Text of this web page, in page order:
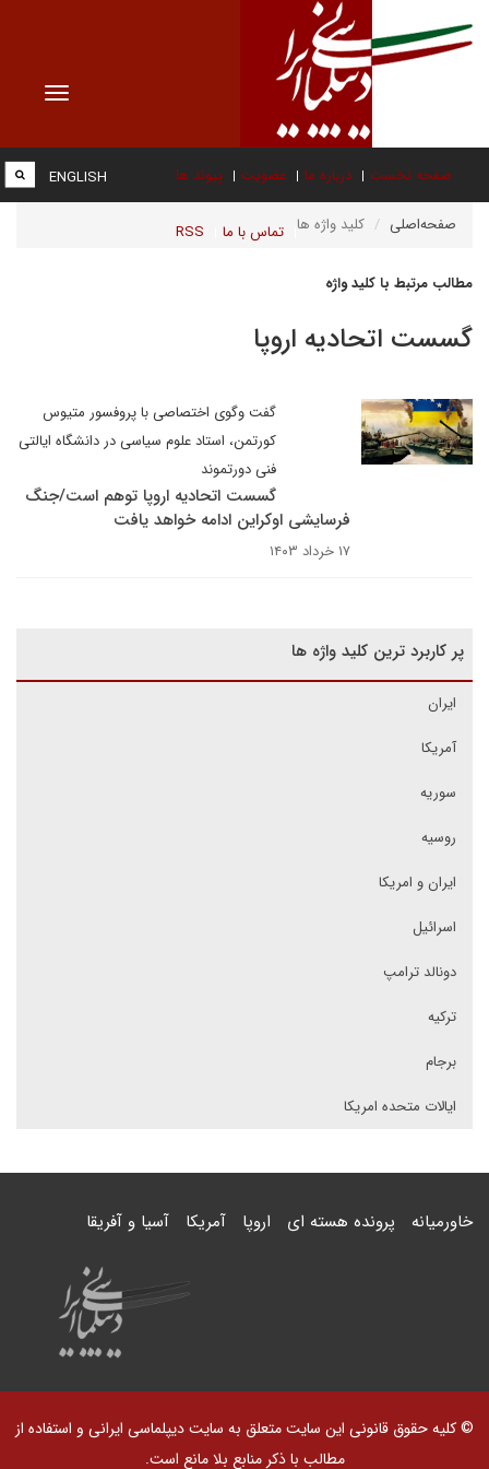
Toggle
صفحه نخست درباره ما عضویت پیوند ها
تماس با ما RSS
ENGLISH
صفحه‌اصلی کلید واژه ها
مطالب مرتبط با کلید واژه
گسست اتحادیه اروپا
گفت وگوی اختصاصی با پروفسور متیوس
کورتمن، استاد علوم سیاسی در دانشگاه ایالتی
فنی دورتموند
گسست اتحادیه اروپا توهم است/جنگ
فرسایشی اوکراین ادامه خواهد یافت
۱۷ خرداد ۱۴۰۳
پر کاربرد ترین کلید واژه ها
ایران
آمریکا
سوریه
روسیه
ایران و امریکا
اسرائیل
دونالد ترامپ
ترکیه
برجام
ایالات متحده امریکا
خاورمیانه پرونده هسته ای اروپا آمریکا آسیا و آفریقا
© کلیه حقوق قانونی این سایت متعلق به سایت دیپلماسی ایرانی و استفاده از
مطالب با ذکر منابع بلا مانع است.